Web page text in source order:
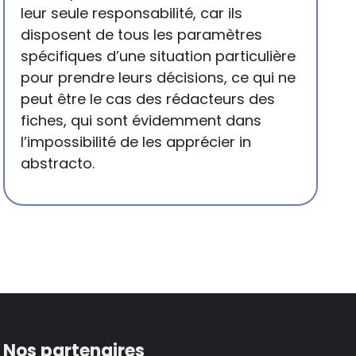
leur seule responsabilité, car ils
disposent de tous les paramètres
spécifiques d’une situation particulière
pour prendre leurs décisions, ce qui ne
peut être le cas des rédacteurs des
fiches, qui sont évidemment dans
l’impossibilité de les apprécier in
abstracto.
Nos partenaires